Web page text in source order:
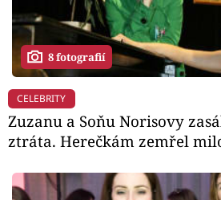
Přihlášení
Sledujte nás
8 fotografií
CELEBRITY
Zuzanu a Soňu Norisovy
ztráta. Herečkám zemřel